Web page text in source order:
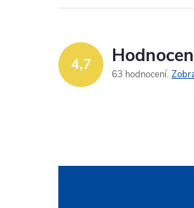
4,7
63 hodnocení